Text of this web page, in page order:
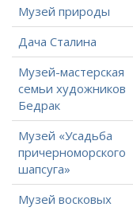
Музей природы
Дача Сталина
Музей-мастерская
семьи художников
Бедрак
Музей «Усадьба
причерноморского
шапсуга»
Музей восковых